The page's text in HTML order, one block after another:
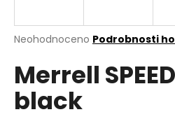
Průměrné
produktu
je
0,0
Neohodnoceno Podrobnosti
Merrell
black
j
t
?